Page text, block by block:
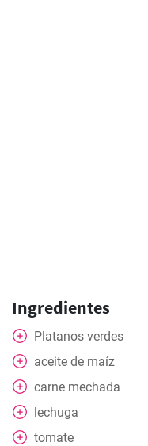
Ingredientes
Platanos verdes
aceite de maíz
carne mechada
lechuga
tomate